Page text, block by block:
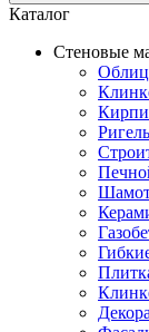
Каталог
Стеновые